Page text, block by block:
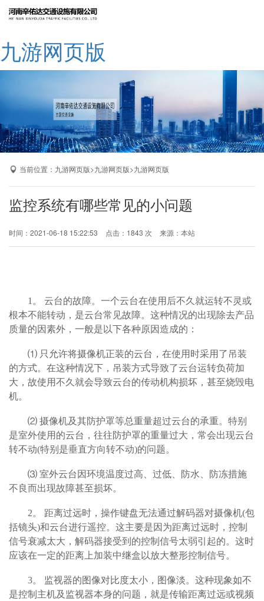
九游网页版网站九游网页版
公司简介
九游网页版
产品展示
成功案例
当前位置： 九游网页版>九游网页版>九游网页版
监控系统有哪些常见的小问题
时间：2021-06-18 15:22:53 点击：1843 次 来源：本站
1 。 云台的故障。一个云台在使用后不久就运转不灵或
根本不能转动，是云台常见故障。这种情况的出现除去产品
质量的因素外，一般是以下各种原因造成的：
⑴ 只允许将摄像机正装的云台，在使用时采用了吊装
的方式。在这种情况下，吊装方式导致了云台运转负荷加
大，故使用不久就会导致云台的传动机构损坏，甚至烧毁电
机。
⑵ 摄像机及其防护罩等总重量超过云台的承重。特别
是室外使用的云台，往往防护罩的重量过大，常会出现云台
转不动(特别是垂直方向转不动)的问题。
⑶ 室外云台因环境温度过高、过低、防水、防冻措施
不良而出现故障甚至损坏。
2。 距离过远时，操作键盘无法通过解码器对摄像机(包
括镜头)和云台进行遥控。这主要是因为距离过远时，控制
信号衰减太大，解码器接受到的控制信号太弱引起的。这时
应该在一定的距离上加装中继盒以放大整形控制信号。
3。 监视器的图像对比度太小，图像淡。这种现象如不
是控制主机及监视器本身的问题，就是传输距离过远或视频